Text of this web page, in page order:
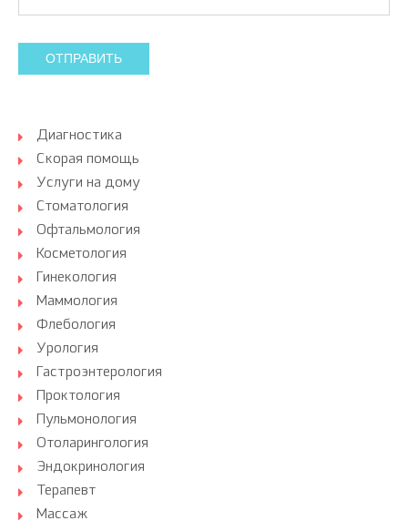
ОТПРАВИТЬ
Диагностика
Скорая помощь
Услуги на дому
Стоматология
Офтальмология
Косметология
Гинекология
Маммология
Флебология
Урология
Гастроэнтерология
Проктология
Пульмонология
Отоларингология
Эндокринология
Терапевт
Массаж